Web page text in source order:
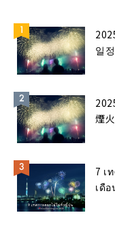
일
2025
煙
7 เ
เดื